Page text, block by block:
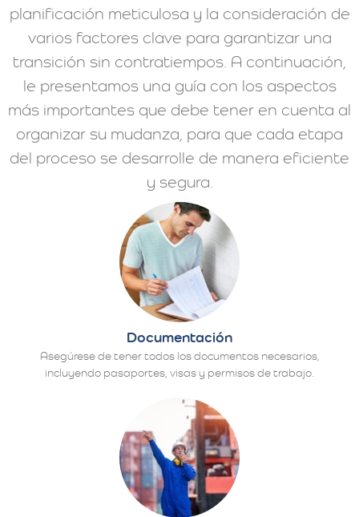
planificación meticulosa y la consideración de
varios factores clave para garantizar una
transición sin contratiempos. A continuación,
le presentamos una guía con los aspectos
más importantes que debe tener en cuenta al
organizar su mudanza, para que cada etapa
del proceso se desarrolle de manera eficiente
y segura.
Documentación
Asegúrese de tener todos los documentos necesarios,
incluyendo pasaportes, visas y permisos de trabajo.